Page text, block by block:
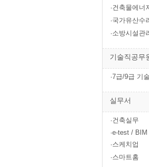
·건축물에너
·국가유산수
·소방시설관
기술직공무
·7급/9급 기
실무서
·건축실무
·e-test / BIM
·스케치업
·스마트홈